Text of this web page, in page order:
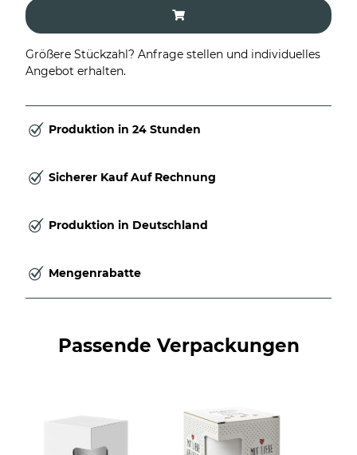
Größere Stückzahl? Anfrage stellen und individuelles
Angebot erhalten.
Produktion in 24 Stunden
Sicherer Kauf Auf Rechnung
Produktion in Deutschland
Mengenrabatte
Passende Verpackungen